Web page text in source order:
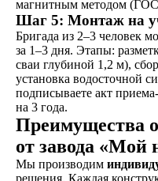
магнитным методом
Шаг 5: Монтаж на
Бригада из 2–3 человек
за 1–3 дня. Этапы:
сваи глубиной 1,2 м),
установка водосточной
подписываете акт
на 3 года.
Преимущества
от завода «Мой
Мы производим
решения. Каждая